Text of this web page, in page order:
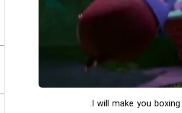
I will make you boxing.